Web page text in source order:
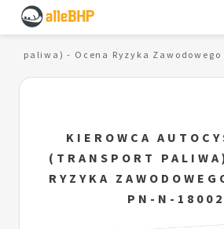
paliwa) - Ocena Ryzyka Zawodowego
KIEROWCA
(TRANSPORT
RYZYKA
PN-N-18002